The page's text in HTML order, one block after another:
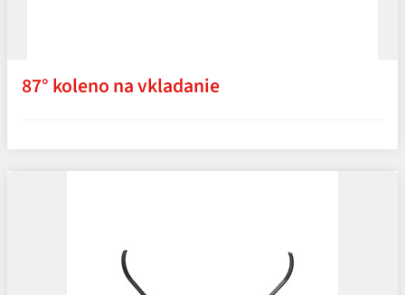
87° koleno na vkladanie